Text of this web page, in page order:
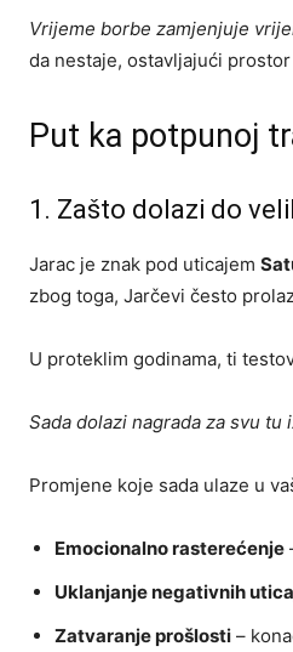
Vrijeme borbe zamjenjuje
da nestaje, ostavljajući
Put ka potpunoj
1. Zašto dolazi do
Jarac je znak pod uticajem
zbog toga, Jarčevi često
U proteklim godinama, ti
Sada dolazi nagrada za svu tu
Promjene koje sada ulaze u
Emocionalno rasterećenje
Uklanjanje negativnih
Zatvaranje prošlosti –